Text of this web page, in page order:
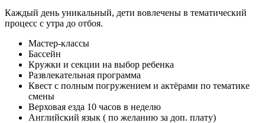
Каждый день уникальный, дети вовлечены в тематический
процесс с утра до отбоя.
Мастер-классы
Бассейн
Кружки и секции на выбор ребенка
Развлекательная программа
Квест с полным погружением и актёрами по тематике
смены
Верховая езда 10 часов в неделю
Английский язык ( по желанию за доп. плату)